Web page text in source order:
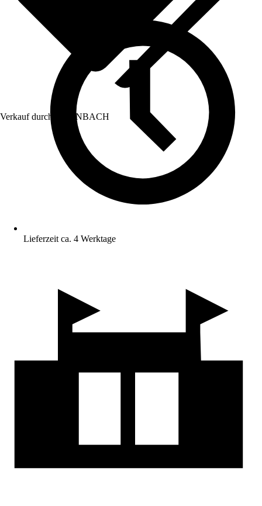
Verkauf durch: HORNBACH
Lieferzeit ca. 4 Werktage